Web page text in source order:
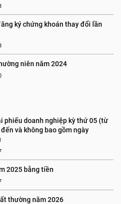
ký chứng khoán thay đổi lần
niên năm 2024
phiếu doanh nghiệp kỳ thứ 05 (từ
và không bao gồm ngày
2025 bằng tiền
thường năm 2026